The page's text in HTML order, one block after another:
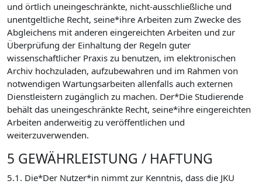
und örtlich uneingeschränkte, nicht-ausschließliche und
unentgeltliche Recht, seine*ihre Arbeiten zum Zwecke des
Abgleichens mit anderen eingereichten Arbeiten und zur
Überprüfung der Einhaltung der Regeln guter
wissenschaftlicher Praxis zu benutzen, im elektronischen
Archiv hochzuladen, aufzubewahren und im Rahmen von
notwendigen Wartungsarbeiten allenfalls auch externen
Dienstleistern zugänglich zu machen. Der*Die Studierende
behält das uneingeschränkte Recht, seine*ihre eingereichten
Arbeiten anderweitig zu veröffentlichen und
weiterzuverwenden.
5 GEWÄHRLEISTUNG / HAFTUNG
5.1. Die*Der Nutzer*in nimmt zur Kenntnis, dass die JKU